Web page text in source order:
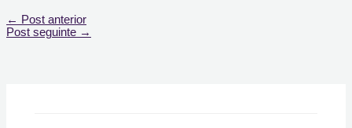
← Post anterior
Post seguinte →